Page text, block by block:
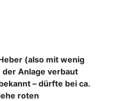
(also mit wenig
Anlage verbaut
– dürfte bei ca.
roten